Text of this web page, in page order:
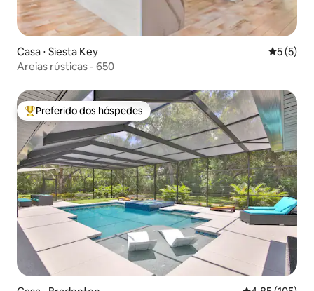
Casa ⋅ Siesta Key 5 de
5 (5)
Areias rústicas - 650
Entre os melhores preferidos dos hóspedes
Preferido dos hóspedes